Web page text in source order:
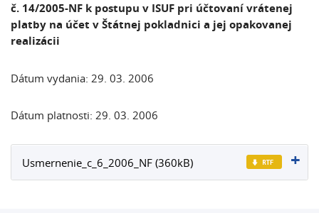
č. 14/2005-NF k postupu v ISUF pri účtovaní vrátenej
platby na účet v Štátnej pokladnici a jej opakovanej
realizácii
Dátum vydania: 29. 03. 2006
Dátum platnosti: 29. 03. 2006
Usmernenie_c_6_2006_NF (360kB)